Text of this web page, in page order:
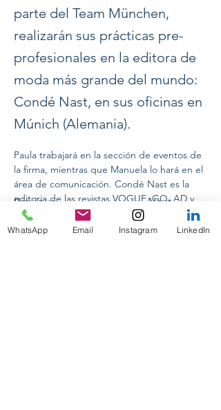
parte del Team München,
realizarán sus prácticas pre-
profesionales en la editora de
moda más grande del mundo:
Condé Nast, en sus oficinas en
Múnich (Alemania).
Previous Next
Paula trabajará en la sección de eventos de
la firma, mientras que Manuela lo hará en el
área de comunicación. Condé Nast es la
editoria de las revistas VOGUE, GQ, AD y
GLAMOUR.
WhatsApp Email Instagram LinkedIn